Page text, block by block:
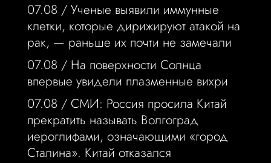
07.08 / Ученые выявили иммунные
клетки, которые дирижируют атакой на
рак, — раньше их почти не замечали
07.08 / На поверхности Солнца
впервые увидели плазменные вихри
07.08 / СМИ: Россия просила Китай
прекратить называть Волгоград
иероглифами, означающими «город
Сталина». Китай отказался